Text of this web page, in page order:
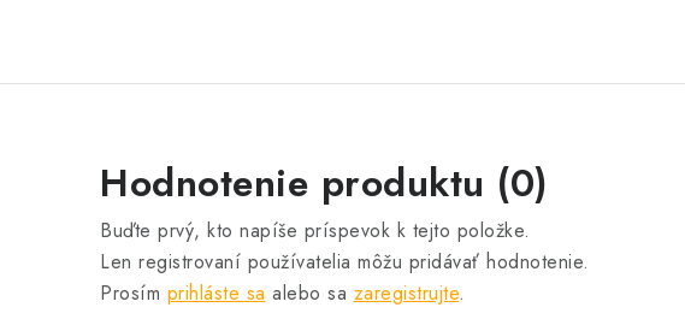
Hodnotenie produktu (0)
Buďte prvý, kto napíše príspevok k tejto položke.
Len registrovaní používatelia môžu pridávať hodnotenie.
Prosím prihláste sa alebo sa zaregistrujte.
V
ý
p
i